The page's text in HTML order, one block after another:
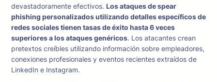
devastadoramente efectivos. Los ataques de spear
phishing personalizados utilizando detalles específicos de
redes sociales tienen tasas de éxito hasta 6 veces
superiores a los ataques genéricos. Los atacantes crean
pretextos creíbles utilizando información sobre empleadores,
conexiones profesionales y eventos recientes extraídos de
LinkedIn e Instagram.